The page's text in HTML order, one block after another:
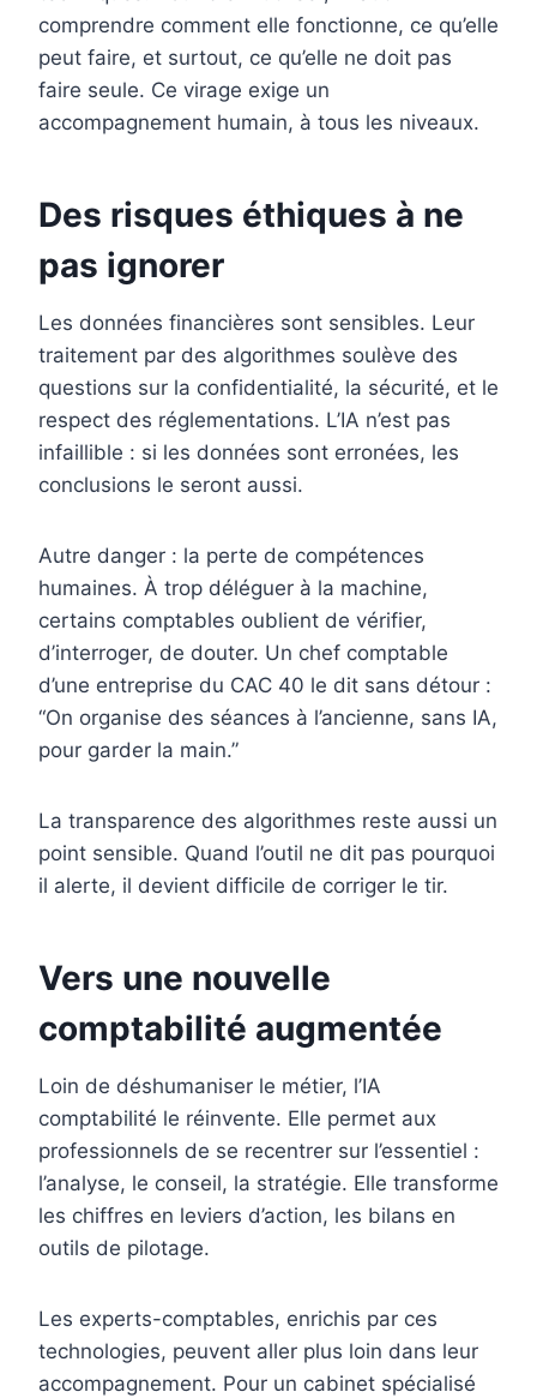
comprendre comment elle fonctionne, ce qu’elle
peut faire, et surtout, ce qu’elle ne doit pas
faire seule. Ce virage exige un
accompagnement humain, à tous les niveaux.
Des risques éthiques à ne
pas ignorer
Les données financières sont sensibles. Leur
traitement par des algorithmes soulève des
questions sur la confidentialité, la sécurité, et le
respect des réglementations. L’IA n’est pas
infaillible : si les données sont erronées, les
conclusions le seront aussi.
Autre danger : la perte de compétences
humaines. À trop déléguer à la machine,
certains comptables oublient de vérifier,
d’interroger, de douter. Un chef comptable
d’une entreprise du CAC 40 le dit sans détour :
“On organise des séances à l’ancienne, sans IA,
pour garder la main.”
La transparence des algorithmes reste aussi un
point sensible. Quand l’outil ne dit pas pourquoi
il alerte, il devient difficile de corriger le tir.
Vers une nouvelle
comptabilité augmentée
Loin de déshumaniser le métier, l’IA
comptabilité le réinvente. Elle permet aux
professionnels de se recentrer sur l’essentiel :
l’analyse, le conseil, la stratégie. Elle transforme
les chiffres en leviers d’action, les bilans en
outils de pilotage.
Les experts-comptables, enrichis par ces
technologies, peuvent aller plus loin dans leur
accompagnement. Pour un cabinet spécialisé